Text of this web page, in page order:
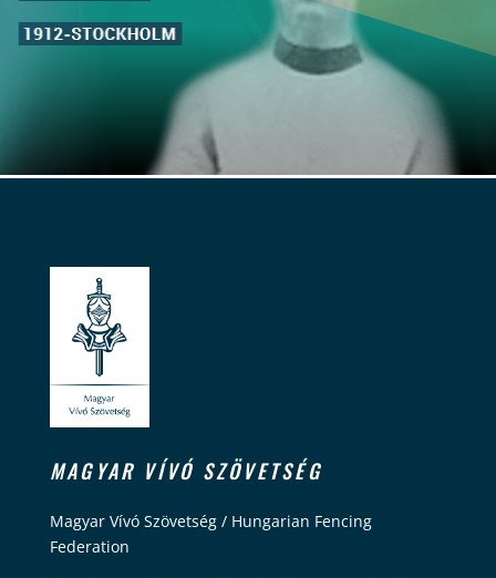
MAGYAR VÍVÓ SZÖVETSÉG
Magyar Vívó Szövetség / Hungarian Fencing
Federation